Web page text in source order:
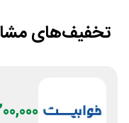
تخفیف‌های